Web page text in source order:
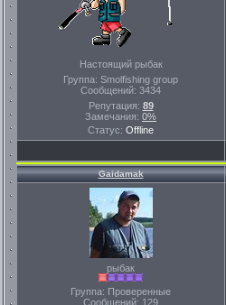
Настоящий рыбак
Группа: Smolfishing group
Сообщений: 3434
Репутация: 89
Замечания: 0%
Статус: Offline
Gaidamak
рыбак
Группа: Проверенные
Сообщений: 129